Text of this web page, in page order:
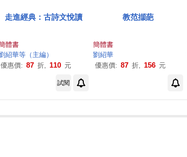
走進經典：古詩文悅讀
體書
紹華等（主編）
優惠價: 87 折, 110 元
教范擷葩
簡體書
劉紹華
優惠價: 87 折, 156 元
試閱